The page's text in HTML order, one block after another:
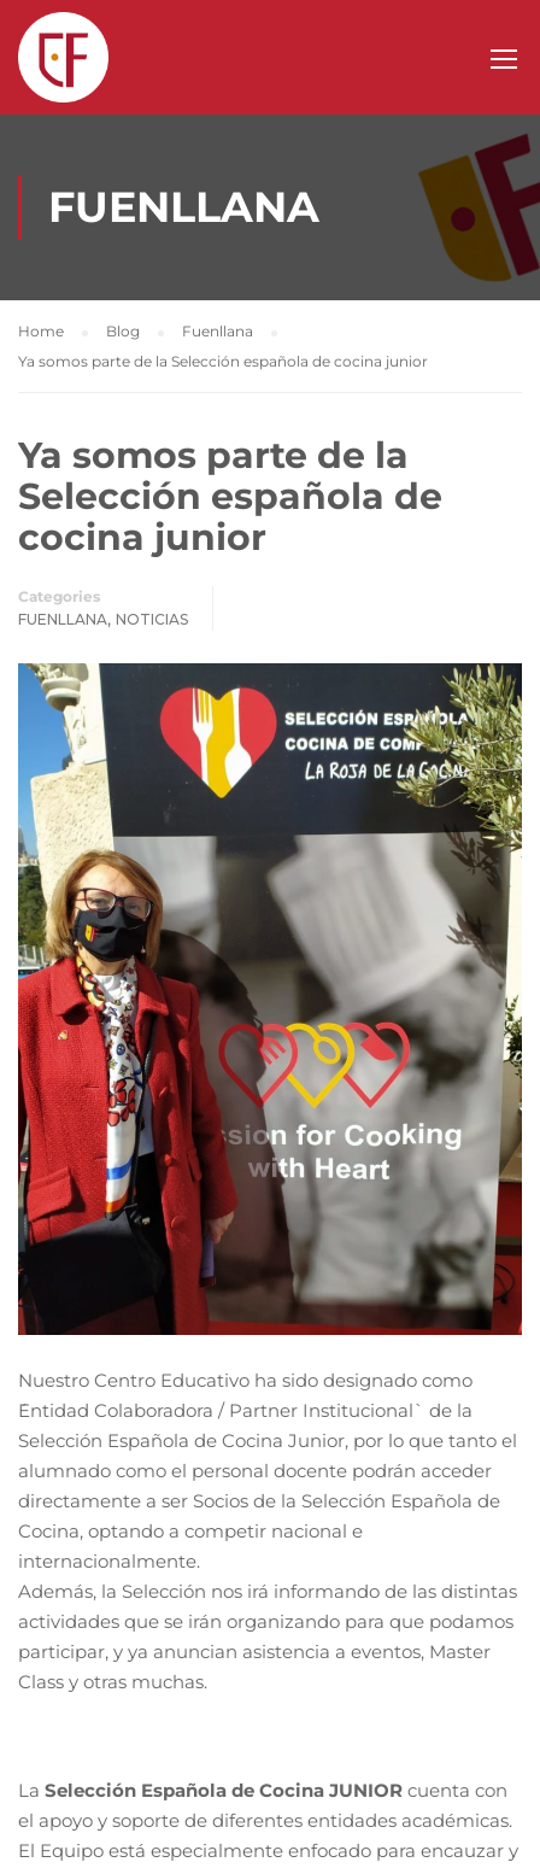
FUENLLANA
Home Blog
Fuenllana
Ya somos parte de la Selección española de cocina junior
Ya somos parte de la
Selección española de
cocina junior
Categories
FUENLLANA, NOTICIAS
Nuestro Centro Educativo ha sido designado como
́Entidad Colaboradora / Partner Institucional` de la
Selección Española de Cocina Junior, por lo que tanto el
alumnado como el personal docente podrán acceder
directamente a ser Socios de la Selección Española de
Cocina, optando a competir nacional e
internacionalmente.
Además, la Selección nos irá informando de las distintas
actividades que se irán organizando para que podamos
participar, y ya anuncian asistencia a eventos, Master
Class y otras muchas.
La Selección Española de Cocina JUNIOR cuenta con
el apoyo y soporte de diferentes entidades académicas.
El Equipo está especialmente enfocado para encauzar y